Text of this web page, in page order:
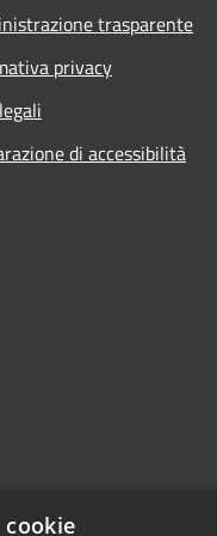
trasparente
privacy
di accessibilità